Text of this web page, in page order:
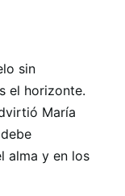
sin
el horizonte.
María
alma y en los